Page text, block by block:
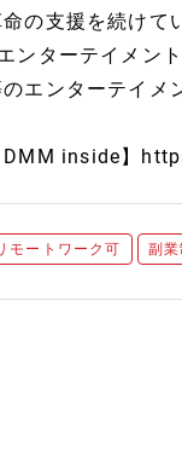
の支援を続けて
ンターテイメン
エンターテイメ
DMM inside】
モートワーク可 副業